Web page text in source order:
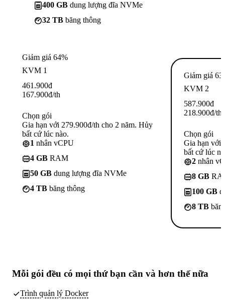
400 GB dung lượng đĩa NVMe
32 TB băng thông
Giảm giá 64%
KVM 1
461.900đ
167.900đ/th
Chọn gói
Gia hạn với 279.900đ/th cho 2 năm. Hủy
bất cứ lúc nào.
1 nhân vCPU
4 GB RAM
50 GB dung lượng đĩa NVMe
4 TB băng thông
Giảm giá
KVM 2
587.900đ
218.900đ/th
Chọn gói
Gia hạn với
bất cứ lúc
2 nhân
8 GB
100 GB
8 TB
Mỗi gói đều có mọi thứ bạn cần và hơn thế nữa
Trình quản lý Docker